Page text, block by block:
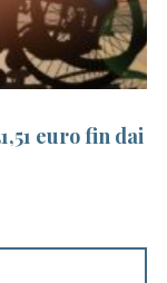
euro fin dai